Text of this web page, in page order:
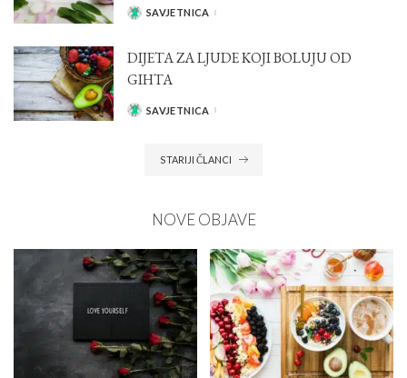
POSTED
SAVJETNICA
DIJETA ZA LJUDE KOJI BOLUJU OD
GIHTA
POSTED
SAVJETNICA
STARIJI ČLANCI
NOVE OBJAVE